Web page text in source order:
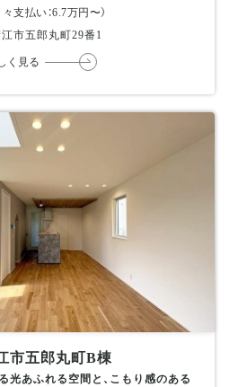
々支払い：6.7万円〜）
市五郎丸町29番1
く見る
市五郎丸町B棟
光あふれる空間と、こもり感のある